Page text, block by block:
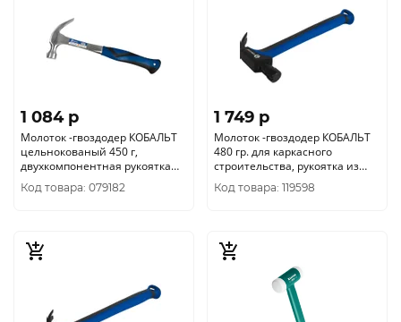
1 084 p
Молоток -гвоздодер КОБАЛЬТ
цельнокованый 450 г,
двухкомпонентная рукоятка
240-881
Код товара: 079182
1 749 p
Молоток -гвоздодер КОБАЛЬТ
480 гр. для каркасного
строительства, рукоятка из
полиамида, встроенный м
Код товара: 119598